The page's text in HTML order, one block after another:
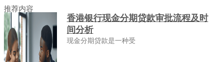
推荐内容
香港银行现金分期贷款审批流程及时
间分析
现金分期贷款是一种受